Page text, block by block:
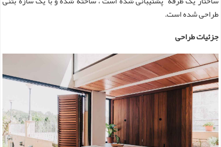
طراحی شده است.
جزئیات طراحی